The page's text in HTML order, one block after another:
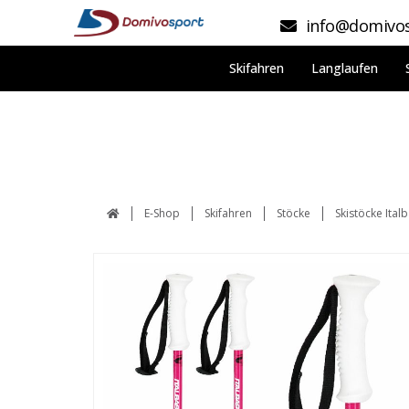
Skifahren Langlaufen
E-Shop Skifahren Stöcke Skistöcke